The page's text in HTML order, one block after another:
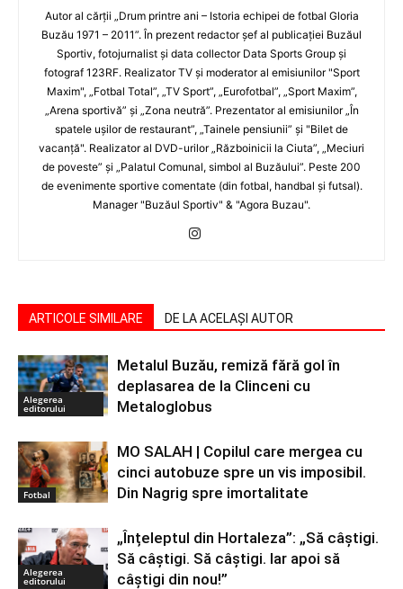
Autor al cărţii „Drum printre ani – Istoria echipei de fotbal Gloria
Buzău 1971 – 2011”. În prezent redactor şef al publicaţiei Buzăul
Sportiv, fotojurnalist şi data collector Data Sports Group şi
fotograf 123RF. Realizator TV şi moderator al emisiunilor "Sport
Maxim", „Fotbal Total”, „TV Sport”, „Eurofotbal”, „Sport Maxim”,
„Arena sportivă” şi „Zona neutră”. Prezentator al emisiunilor „În
spatele uşilor de restaurant”, „Tainele pensiunii” şi "Bilet de
vacanţă". Realizator al DVD-urilor „Războinicii la Ciuta”, „Meciuri
de poveste” şi „Palatul Comunal, simbol al Buzăului”. Peste 200
de evenimente sportive comentate (din fotbal, handbal şi futsal).
Manager "Buzăul Sportiv" & "Agora Buzau".
ARTICOLE SIMILARE DE LA ACELAȘI AUTOR
Alegerea
editorului
Metalul Buzău, remiză fără gol în
deplasarea de la Clinceni cu
Metaloglobus
Fotbal
MO SALAH | Copilul care mergea cu
cinci autobuze spre un vis imposibil.
Din Nagrig spre imortalitate
Alegerea
editorului
„Înțeleptul din Hortaleza”: „Să câștigi.
Să câștigi. Să câștigi. Iar apoi să
câștigi din nou!”